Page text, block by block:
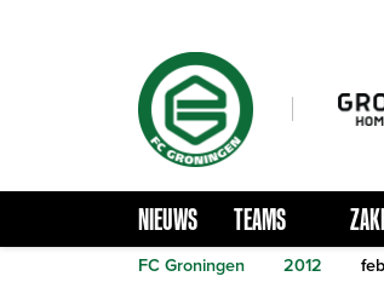
NIEUWS TEAMS
FC Groningen 2012